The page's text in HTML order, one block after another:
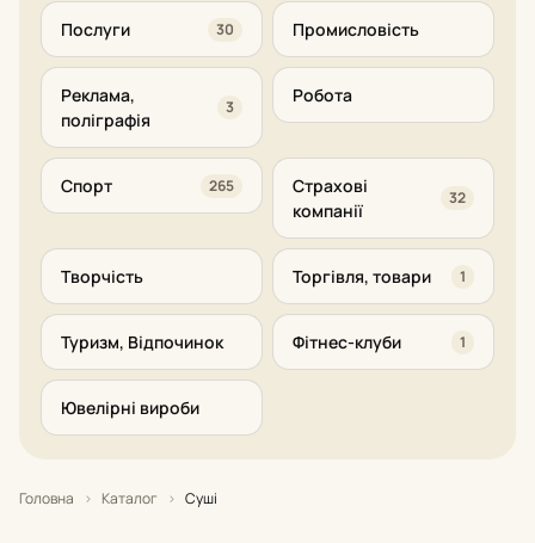
Послуги 30 Промисловість
Реклама,
поліграфія
3
Робота
Спорт 265
Страхові
компанії
32
Творчість Торгівля, товари 1
Туризм, Відпочинок Фітнес-клуби 1
Ювелірні вироби
Головна › Каталог › Суші